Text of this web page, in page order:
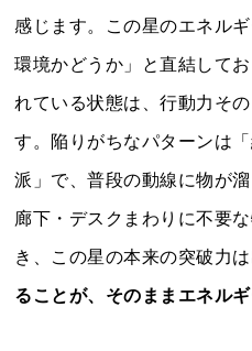
感じます。この星のエネル
環境かどうか」と直結して
れている状態は、行動力そ
す。陥りがちなパターンは
派」で、普段の動線に物が
廊下・デスクまわりに不要
き、この星の本来の突破力
ることが、そのままエネル